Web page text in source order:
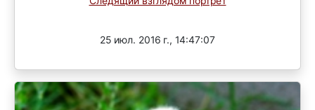
25 июл. 2016 г., 14:47:07